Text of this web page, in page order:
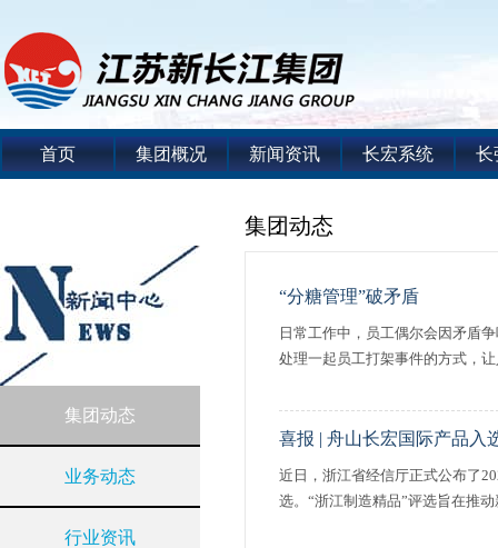
首页 集团概况 新闻资讯 长宏系统 长
集团动态
业务动态
行业资讯
集团动态
“分糖管理”破矛盾
日常工作中，员工偶尔会因矛盾
处理一起员工打架事件的方式，
喜报 | 舟山长宏国际产品入
近日，浙江省经信厅正式公布了
选。“浙江制造精品”评选旨在推动